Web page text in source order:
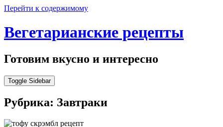
Перейти к содержимому
Вегетарианские рецепты
Готовим вкусно и интересно
Toggle Sidebar
Рубрика: Завтраки